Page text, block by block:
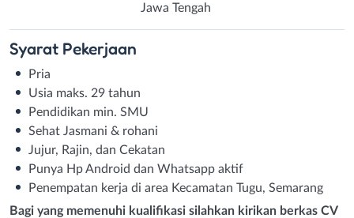
Jawa Tengah
Syarat Pekerjaan
Pria
Usia maks. 29 tahun
Pendidikan min. SMU
Sehat Jasmani & rohani
Jujur, Rajin, dan Cekatan
Punya Hp Android dan Whatsapp aktif
Penempatan kerja di area Kecamatan Tugu, Semarang
Bagi yang memenuhi kualifikasi silahkan kirikan berkas CV